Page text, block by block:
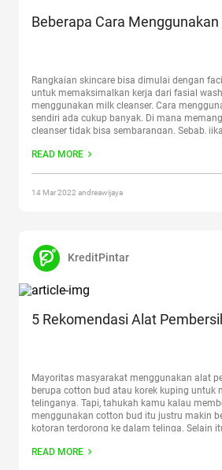
Beberapa Cara
Rangkaian skincare bisa dimulai dengan
untuk memaksimalkan kerja dari fasial
menggunakan milk cleanser. Cara
sendiri ada cukup banyak. Di mana
cleanser tidak bisa sembarangan. Sebab,
cenderung lebih
READ MORE
14 Mar 2022 andreawijaya
KreditPintar
5 Rekomendasi Alat
Mayoritas masyarakat menggunakan alat
berupa cotton bud atau korek kuping untuk
telinganya. Tapi, tahukah kamu kalau
menggunakan cotton bud itu justru makin
kotoran terdorong ke dalam telinga. Selain
bersih, bisa-bisa cotton bud tersebut melukai
READ MORE